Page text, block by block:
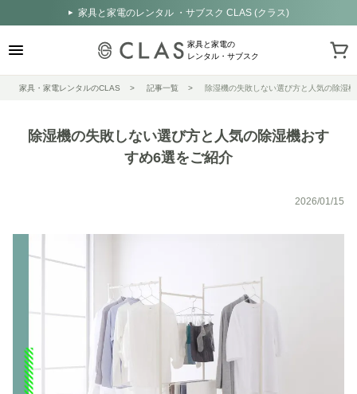
家具と家電のレンタル ・サブスク CLAS (クラス)
家具と家電の
レンタル・サブスク
家具・家電レンタルのCLAS 記事一覧 除湿機の失敗しない選び方と人気の除湿
除湿機の失敗しない選び方と人気の除湿機おす
すめ6選をご紹介
2026/01/15